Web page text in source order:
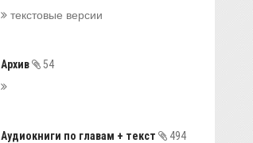
текстовые версии
Архив 54
Аудиокниги по главам + текст
494